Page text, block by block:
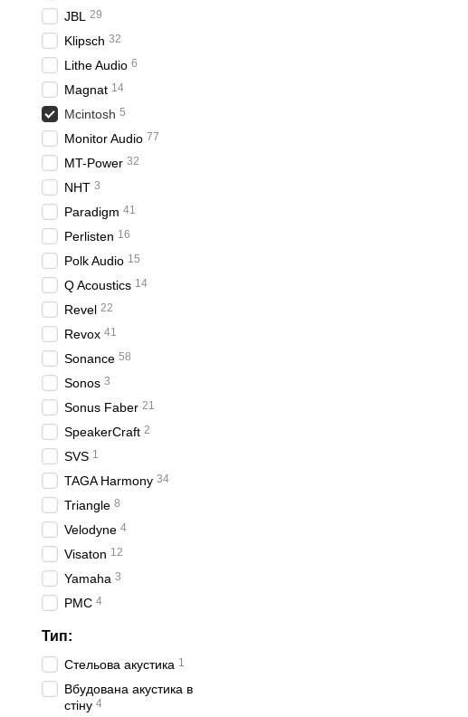
JBL 29
Klipsch 32
Lithe Audio 6
Magnat 14
Mcintosh 5
Monitor Audio 77
MT-Power 32
NHT 3
Paradigm 41
Perlisten 16
Polk Audio 15
Q Acoustics 14
Revel 22
Revox 41
Sonance 58
Sonos 3
Sonus Faber 21
SpeakerCraft 2
SVS 1
TAGA Harmony 34
Triangle 8
Velodyne 4
Visaton 12
Yamaha 3
PMC 4
Тип:
Стельова акустика 1
Вбудована акустика в
стіну 4